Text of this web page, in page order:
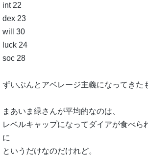
int 22
dex 23
will 30
luck 24
soc 28
ずいぶんとアベレージ主義になってきた
まあいま緑さんが平均的なのは、
レベルキャップになってダイアが食べら
に
というだけなのだけれど。